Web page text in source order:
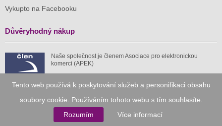
Tento web používá k poskytování služeb a personifikaci obsahu
soubory cookie. Používáním tohoto webu s tím souhlasíte.
Rozumím
Více informací
Vykupto na Facebooku
Důvěryhodný nákup
Naše společnost je členem Asociace pro elektronickou
komerci (APEK)